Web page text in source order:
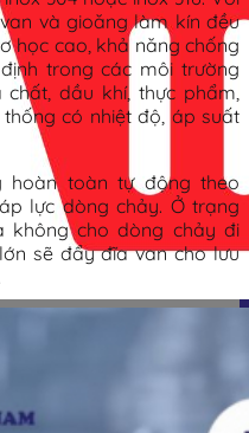
và gioăng làm kín đều
học cao, khả năng chống
trong các môi trường
dầu khí, thực phẩm,
có nhiệt độ, áp suất
hoàn toàn tự động theo
lực dòng chảy. Ở trạng
không cho dòng chảy đi
sẽ đẩy đĩa van cho lưu